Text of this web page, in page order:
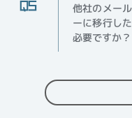
他社のメー
ーに移行し
必要ですか？